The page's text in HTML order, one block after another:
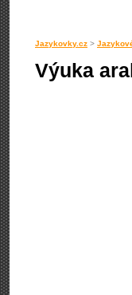
Jazykovky.cz >
Výuka